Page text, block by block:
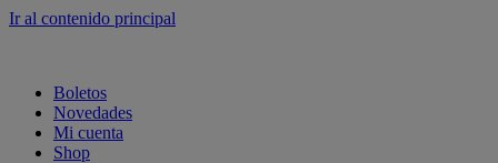
Ir al contenido principal
Boletos
Novedades
Mi cuenta
Shop